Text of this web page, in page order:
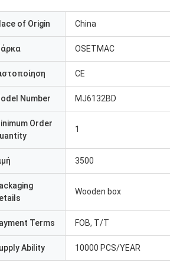
of Origin China
OSETMAC
CE
Number MJ6132BD
Order
1
3500
Wooden box
Terms FOB, T/T
Ability 10000 PCS/YEAR